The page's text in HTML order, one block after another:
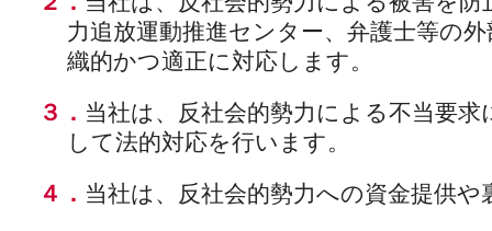
力追放運動推進センター、弁護士等の
織的かつ適正に対応します。
３． 当社は、反社会的勢力による不当要
して法的対応を行います。
４． 当社は、反社会的勢力への資金提供